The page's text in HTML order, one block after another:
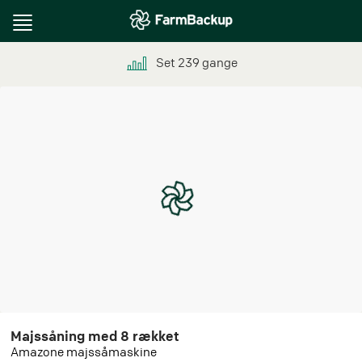
Toggle
Set 239 gange
Majssåning med 8 rækket
Amazone majssåmaskine